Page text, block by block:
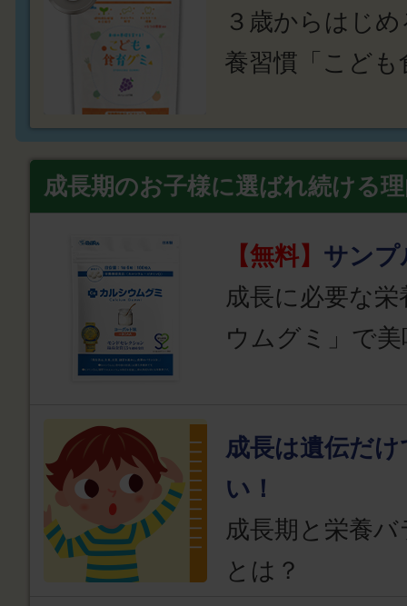
３歳からはじ
養習慣「こども
成長期のお子様に選ばれ続ける
【無料】 サンプ
成長に必要な
ウムグミ」で
成長は遺伝だ
い！
成長期と栄養
とは？